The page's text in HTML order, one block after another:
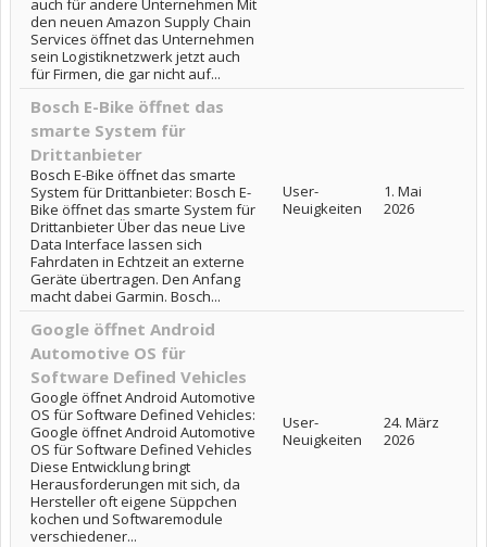
auch für andere Unternehmen Mit
den neuen Amazon Supply Chain
Services öffnet das Unternehmen
sein Logistiknetzwerk jetzt auch
für Firmen, die gar nicht auf...
Bosch E-Bike öffnet das
smarte System für
Drittanbieter
Bosch E-Bike öffnet das smarte
System für Drittanbieter: Bosch E-
Bike öffnet das smarte System für
Drittanbieter Über das neue Live
Data Interface lassen sich
Fahrdaten in Echtzeit an externe
Geräte übertragen. Den Anfang
macht dabei Garmin. Bosch...
User-
Neuigkeiten
1. Mai
2026
Google öffnet Android
Automotive OS für
Software Defined Vehicles
Google öffnet Android Automotive
OS für Software Defined Vehicles:
Google öffnet Android Automotive
OS für Software Defined Vehicles
Diese Entwicklung bringt
Herausforderungen mit sich, da
Hersteller oft eigene Süppchen
kochen und Softwaremodule
verschiedener...
User-
Neuigkeiten
24. März
2026